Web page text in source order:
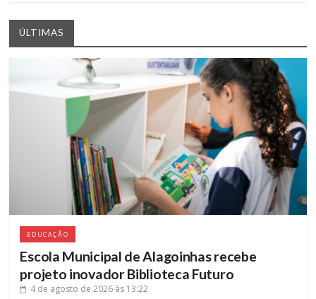
ÚLTIMAS
EDUCAÇÃO
Escola Municipal de Alagoinhas recebe
projeto inovador Biblioteca Futuro
4 de agosto de 2026 às 13:22